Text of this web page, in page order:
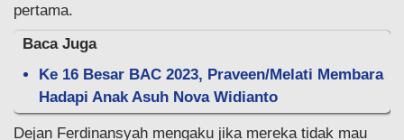
pertama.
Baca Juga
Ke 16 Besar BAC 2023, Praveen/Melati Membara
Hadapi Anak Asuh Nova Widianto
Dejan Ferdinansyah mengaku jika mereka tidak mau